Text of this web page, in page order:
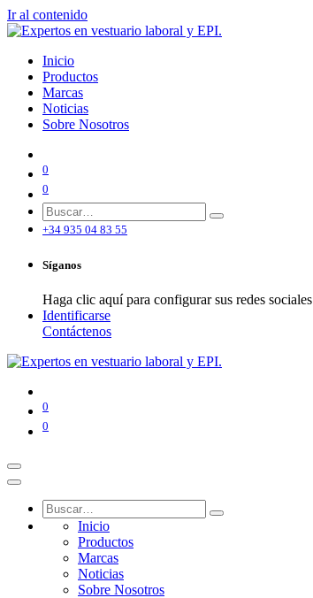
Ir al contenido
Inicio
Productos
Marcas
Noticias
Sobre Nosotros
0
0
+34 935 04 83 55
Síganos
Haga clic aquí para configurar sus redes sociales
Identificarse
Contáctenos
0
0
Inicio
Productos
Marcas
Noticias
Sobre Nosotros